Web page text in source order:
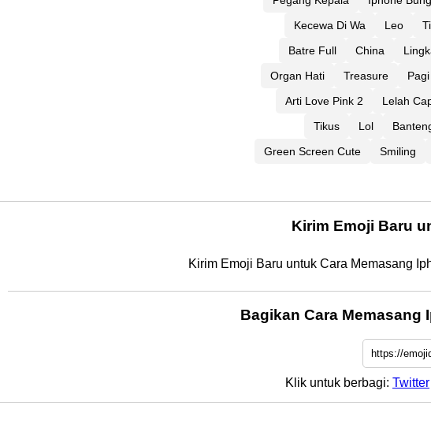
Kecewa Di Wa
Leo
Batre Full
China
Organ Hati
Treasure
Arti Love Pink 2
Lelah
Tikus
Lol
Green Screen Cute
Smiling
Kirim Emoji Baru
Kirim Emoji Baru untuk Cara Memasang
Bagikan Cara Memasang
Klik untuk berbagi: Twitter